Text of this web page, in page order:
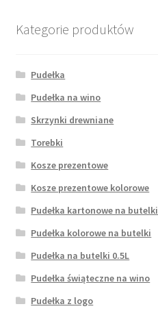
Kategorie produktów
Pudełka
Pudełka na wino
Skrzynki drewniane
Torebki
Kosze prezentowe
Kosze prezentowe kolorowe
Pudełka kartonowe na butelki
Pudełka kolorowe na butelki
Pudełka na butelki 0.5L
Pudełka świąteczne na wino
Pudełka z logo